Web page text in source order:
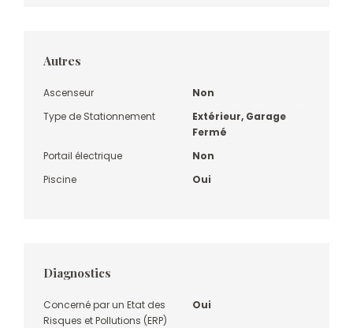
Autres
Ascenseur
Non
Type de Stationnement
Extérieur, Garage
Fermé
Portail électrique
Non
Piscine
Oui
Diagnostics
Concerné par un Etat des
Risques et Pollutions (ERP)
Oui